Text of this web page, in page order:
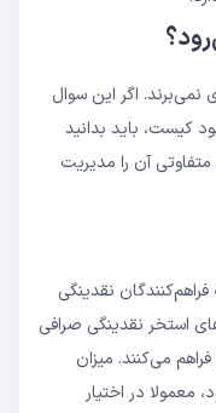
نمی‌برند. اگر این سوال
کیست، باید بدانید
آن را مدیریت
نقدینگی
استخر نقدینگی صرافی
می‌کنند. میزان
در اختیار